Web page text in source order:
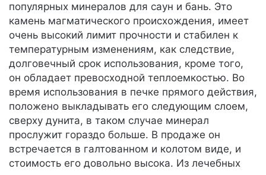
популярных минералов для саун и бань. Это
камень магматического происхождения, имеет
очень высокий лимит прочности и стабилен к
температурным изменениям, как следствие,
долговечный срок использования, кроме того,
он обладает превосходной теплоемкостью. Во
время использования в печке прямого действия,
положено выкладывать его следующим слоем,
сверху дунита, в таком случае минерал
прослужит гораздо больше. В продаже он
встречается в галтованном и колотом виде, и
стоимость его довольно высока. Из лечебных